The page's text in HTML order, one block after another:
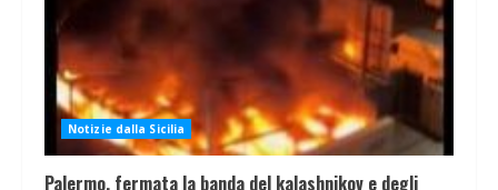
Notizie dalla Sicilia
Palermo, fermata la banda del kalashnikov e degli